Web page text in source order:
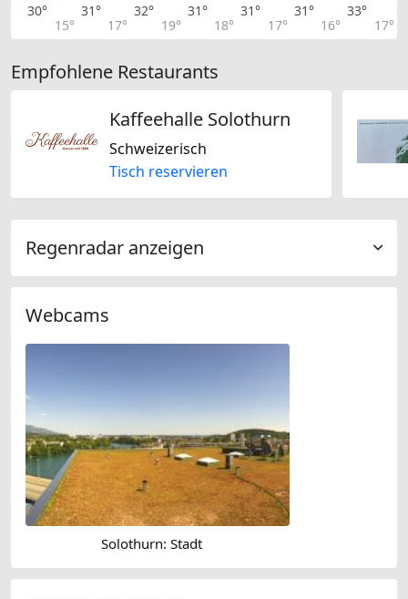
30°
15°
31°
17°
32°
19°
31°
18°
31°
17°
31°
16°
33°
17°
Empfohlene Restaurants
Kaffeehalle Solothurn
Schweizerisch
Tisch reservieren
Regenradar anzeigen
Webcams
Solothurn: Stadt